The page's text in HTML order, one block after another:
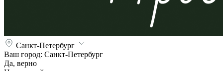
Санкт-Петербург
Ваш город: Санкт-Петербург
Да, верно